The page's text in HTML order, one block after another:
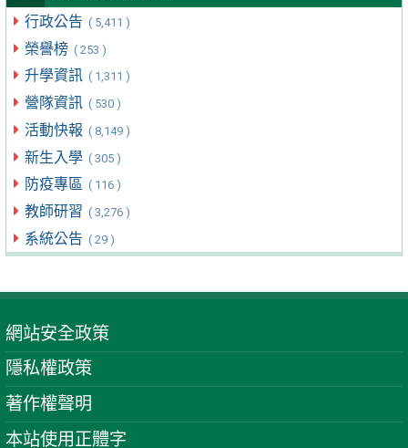
行政公告 ( 5,411 )
榮譽榜 ( 253 )
升學資訊 ( 1,311 )
營隊資訊 ( 530 )
活動快報 ( 8,149 )
新生入學 ( 305 )
防疫專區 ( 116 )
教師研習 ( 3,276 )
系統公告 ( 29 )
網站安全政策
隱私權政策
著作權聲明
本站使用正體字